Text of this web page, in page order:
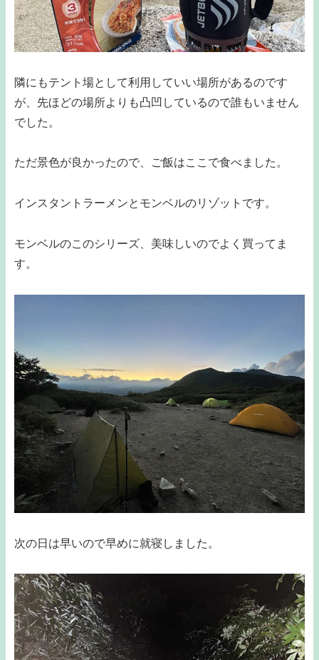
隣にもテント場として利用していい場所があるのです
が、先ほどの場所よりも凸凹しているので誰もいません
でした。
ただ景色が良かったので、ご飯はここで食べました。
インスタントラーメンとモンベルのリゾットです。
モンベルのこのシリーズ、美味しいのでよく買ってま
す。
次の日は早いので早めに就寝しました。